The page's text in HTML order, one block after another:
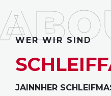
WER WIR SIND
JAINNHER